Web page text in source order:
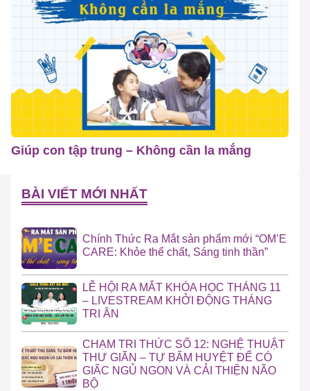
Giúp con tập trung – Không cần la mắng
BÀI VIẾT MỚI NHẤT
Chính Thức Ra Mắt sản phẩm mới “OM’E
CARE: Khỏe thể chất, Sáng tinh thần”
LỄ HỘI RA MẮT KHÓA HỌC THÁNG 11
– LIVESTREAM KHỞI ĐỘNG THÁNG
TRI ÂN
CHẠM TRI THỨC SỐ 12: NGHỆ THUẬT
THƯ GIÃN – TỰ BẤM HUYỆT ĐỂ CÓ
GIẤC NGỦ NGON VÀ CẢI THIỆN NÃO
BỘ